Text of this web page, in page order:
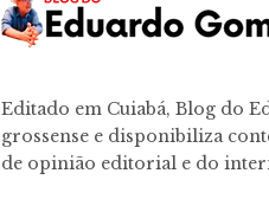
Editado em Cuiabá, Blog do
grossense e disponibiliza
de opinião editorial e do